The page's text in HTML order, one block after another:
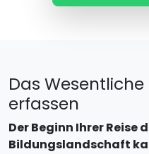
Das
erfassen
Der Beginn Ihrer
Bildungslandschaft